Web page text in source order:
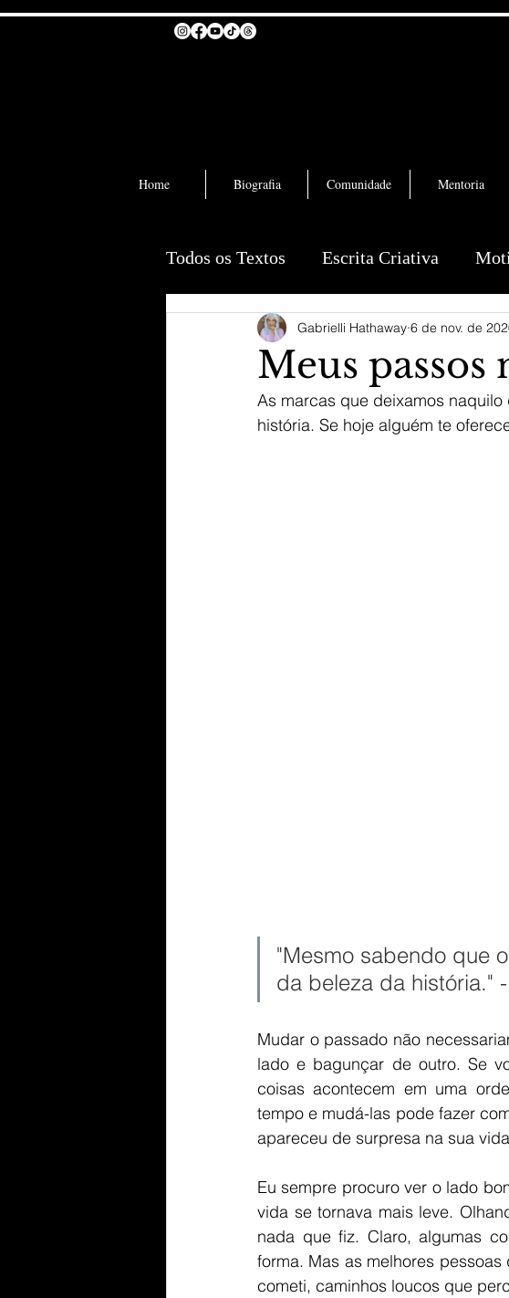
Home Biografia Comunidade Mentoria
Todos os Textos Escrita Criativa
Meus passos
Gabrielli Hathaway 6 de nov. de
As marcas que deixamos
história. Se hoje alguém te
"Mesmo sabendo que
da beleza da história." -
Mudar o passado não
lado e bagunçar de outro. Se
coisas acontecem em uma
tempo e mudá-las pode fazer
apareceu de surpresa na sua
Eu sempre procuro ver o lado
vida se tornava mais leve.
nada que fiz. Claro, algumas
forma. Mas as melhores
cometi, caminhos loucos que